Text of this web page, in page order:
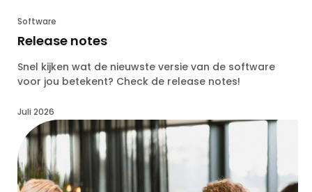
Software
Release notes
Snel kijken wat de nieuwste versie van de software
voor jou betekent? Check de release notes!
Juli 2026